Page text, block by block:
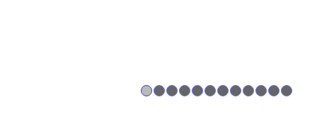
1 2 3 4 5 6